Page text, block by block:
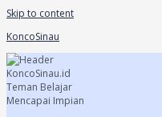
Skip to content
KoncoSinau